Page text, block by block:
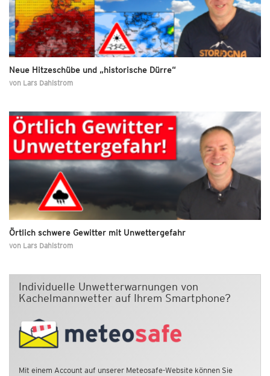
Neue Hitzeschübe und „historische Dürre“
von Lars Dahlstrom
Örtlich schwere Gewitter mit Unwettergefahr
von Lars Dahlstrom
Individuelle Unwetterwarnungen von
Kachelmannwetter auf Ihrem Smartphone?
Mit einem Account auf unserer Meteosafe-Website können Sie